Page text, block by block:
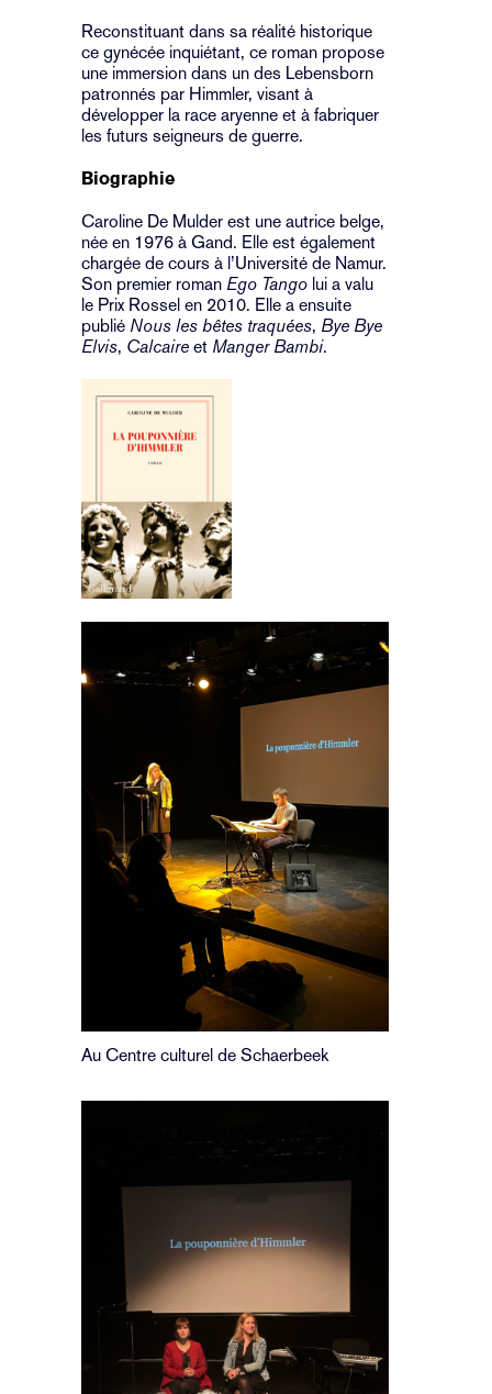
Reconstituant dans sa réalité historique
ce gynécée inquiétant, ce roman propose
une immersion dans un des Lebensborn
patronnés par Himmler, visant à
développer la race aryenne et à fabriquer
les futurs seigneurs de guerre.
Biographie
Caroline De Mulder est une autrice belge,
née en 1976 à Gand. Elle est également
chargée de cours à l’Université de Namur.
Son premier roman Ego Tango lui a valu
le Prix Rossel en 2010. Elle a ensuite
publié Nous les bêtes traquées, Bye Bye
Elvis, Calcaire et Manger Bambi.
Au Centre culturel de Schaerbeek